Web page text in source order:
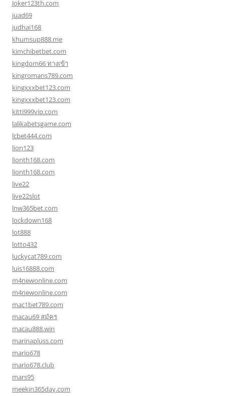
Joker123th.com
juad69
judhai168
khumsup888.me
kimchibetbet.com
kingdom66 ทางเข้า
kingromans789.com
kingxxxbet123.com
kingxxxbet123.com
kitti999vip.com
lalikabetsgame.com
lcbet444.com
lion123
lionth168.com
lionth168.com
live22
live22slot
lnw365bet.com
lockdown168
lot888
lotto432
luckycat789.com
luis16888.com
m4newonline.com
m4newonline.com
mac1bet789.com
macau69 สมัคร
macau888.win
marinapluss.com
mario678
mario678.club
mars95
meekin365day.com